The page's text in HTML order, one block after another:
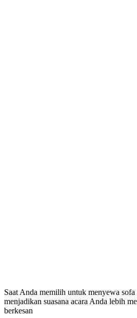
Saat Anda memilih untuk menyewa
menjadikan suasana acara Anda lebih
berkesan